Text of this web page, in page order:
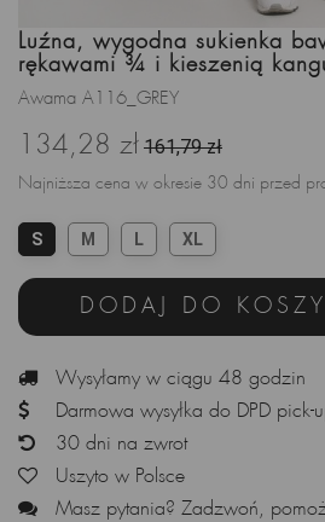
Luźna, wygodna sukienka
rękawami ¾ i kieszenią
Awama A116_GREY
134,28 zł 161,79 zł
Najniższa cena w okresie 30 dni przed
S M L XL
DODAJ DO
Wysyłamy w ciągu 48 godzin
Darmowa wysyłka do DPD pick-
30 dni na zwrot
Uszyto w Polsce
Masz pytania? Zadzwoń,